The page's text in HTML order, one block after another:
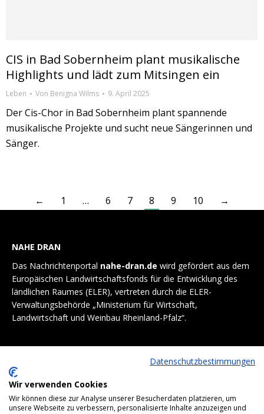
CIS in Bad Sobernheim plant musikalische
Highlights und lädt zum Mitsingen ein
Leben Von Benigna Wilms 9. April 2025
Der Cis-Chor in Bad Sobernheim plant spannende
musikalische Projekte und sucht neue Sängerinnen und
Sänger.
← 1 … 6 7 8 9 10 →
NAHE DRAN
Das Nachrichtenportal nahe-dran.de wird gefördert aus dem
Europäischen Landwirtschaftsfonds für die Entwicklung des
ländlichen Raumes (ELER), vertreten durch die ELER-
Verwaltungsbehörde „Ministerium für Wirtschaft,
Landwirtschaft und Weinbau Rheinland-Pfalz“.
Datenschutzbestimmungen
Wir verwenden Cookies
Wir können diese zur Analyse unserer Besucherdaten platzieren, um
unsere Webseite zu verbessern, personalisierte Inhalte anzuzeigen und